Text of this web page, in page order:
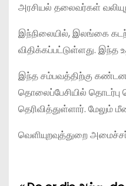
அரசியல் தலைவர்கள்
இந்நிலையில், இலங்கை
விதிக்கப்பட்டுள்ளது. இந்த
இந்த சம்பவத்திற்கு
தொலைப்பேசியில் தொடர்பு
தெரிவித்துள்ளார். மேலும்
வெளியுறவுத்துறை